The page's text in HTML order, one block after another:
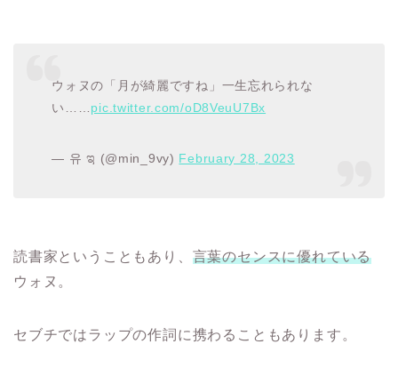
ウォヌの「月が綺麗ですね」一生忘れられな
い…… pic.twitter.com/oD8VeuU7Bx
— 유 ಇ (@min_9vy) February 28, 2023
読書家ということもあり、 言葉のセンスに優れている
ウォヌ。
セブチではラップの作詞に携わることもあります。